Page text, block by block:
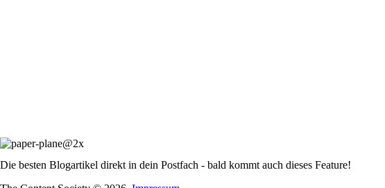
Die besten Blogartikel direkt in dein Postfach - bald kommt auch dieses Feature!